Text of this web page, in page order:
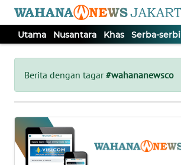
Utama Nusantara Khas Serba-serbi
Berita dengan tagar#wahananewsco
Tutup
UTAMA
NUSANTARA